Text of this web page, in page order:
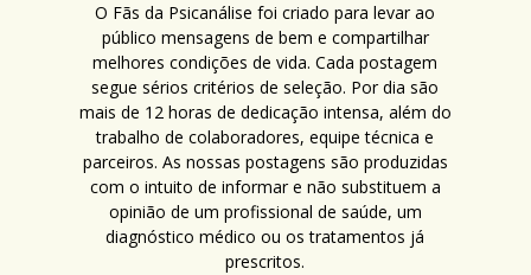
O Fãs da Psicanálise foi criado para levar ao
público mensagens de bem e compartilhar
melhores condições de vida. Cada postagem
segue sérios critérios de seleção. Por dia são
mais de 12 horas de dedicação intensa, além do
trabalho de colaboradores, equipe técnica e
parceiros. As nossas postagens são produzidas
com o intuito de informar e não substituem a
opinião de um profissional de saúde, um
diagnóstico médico ou os tratamentos já
prescritos.